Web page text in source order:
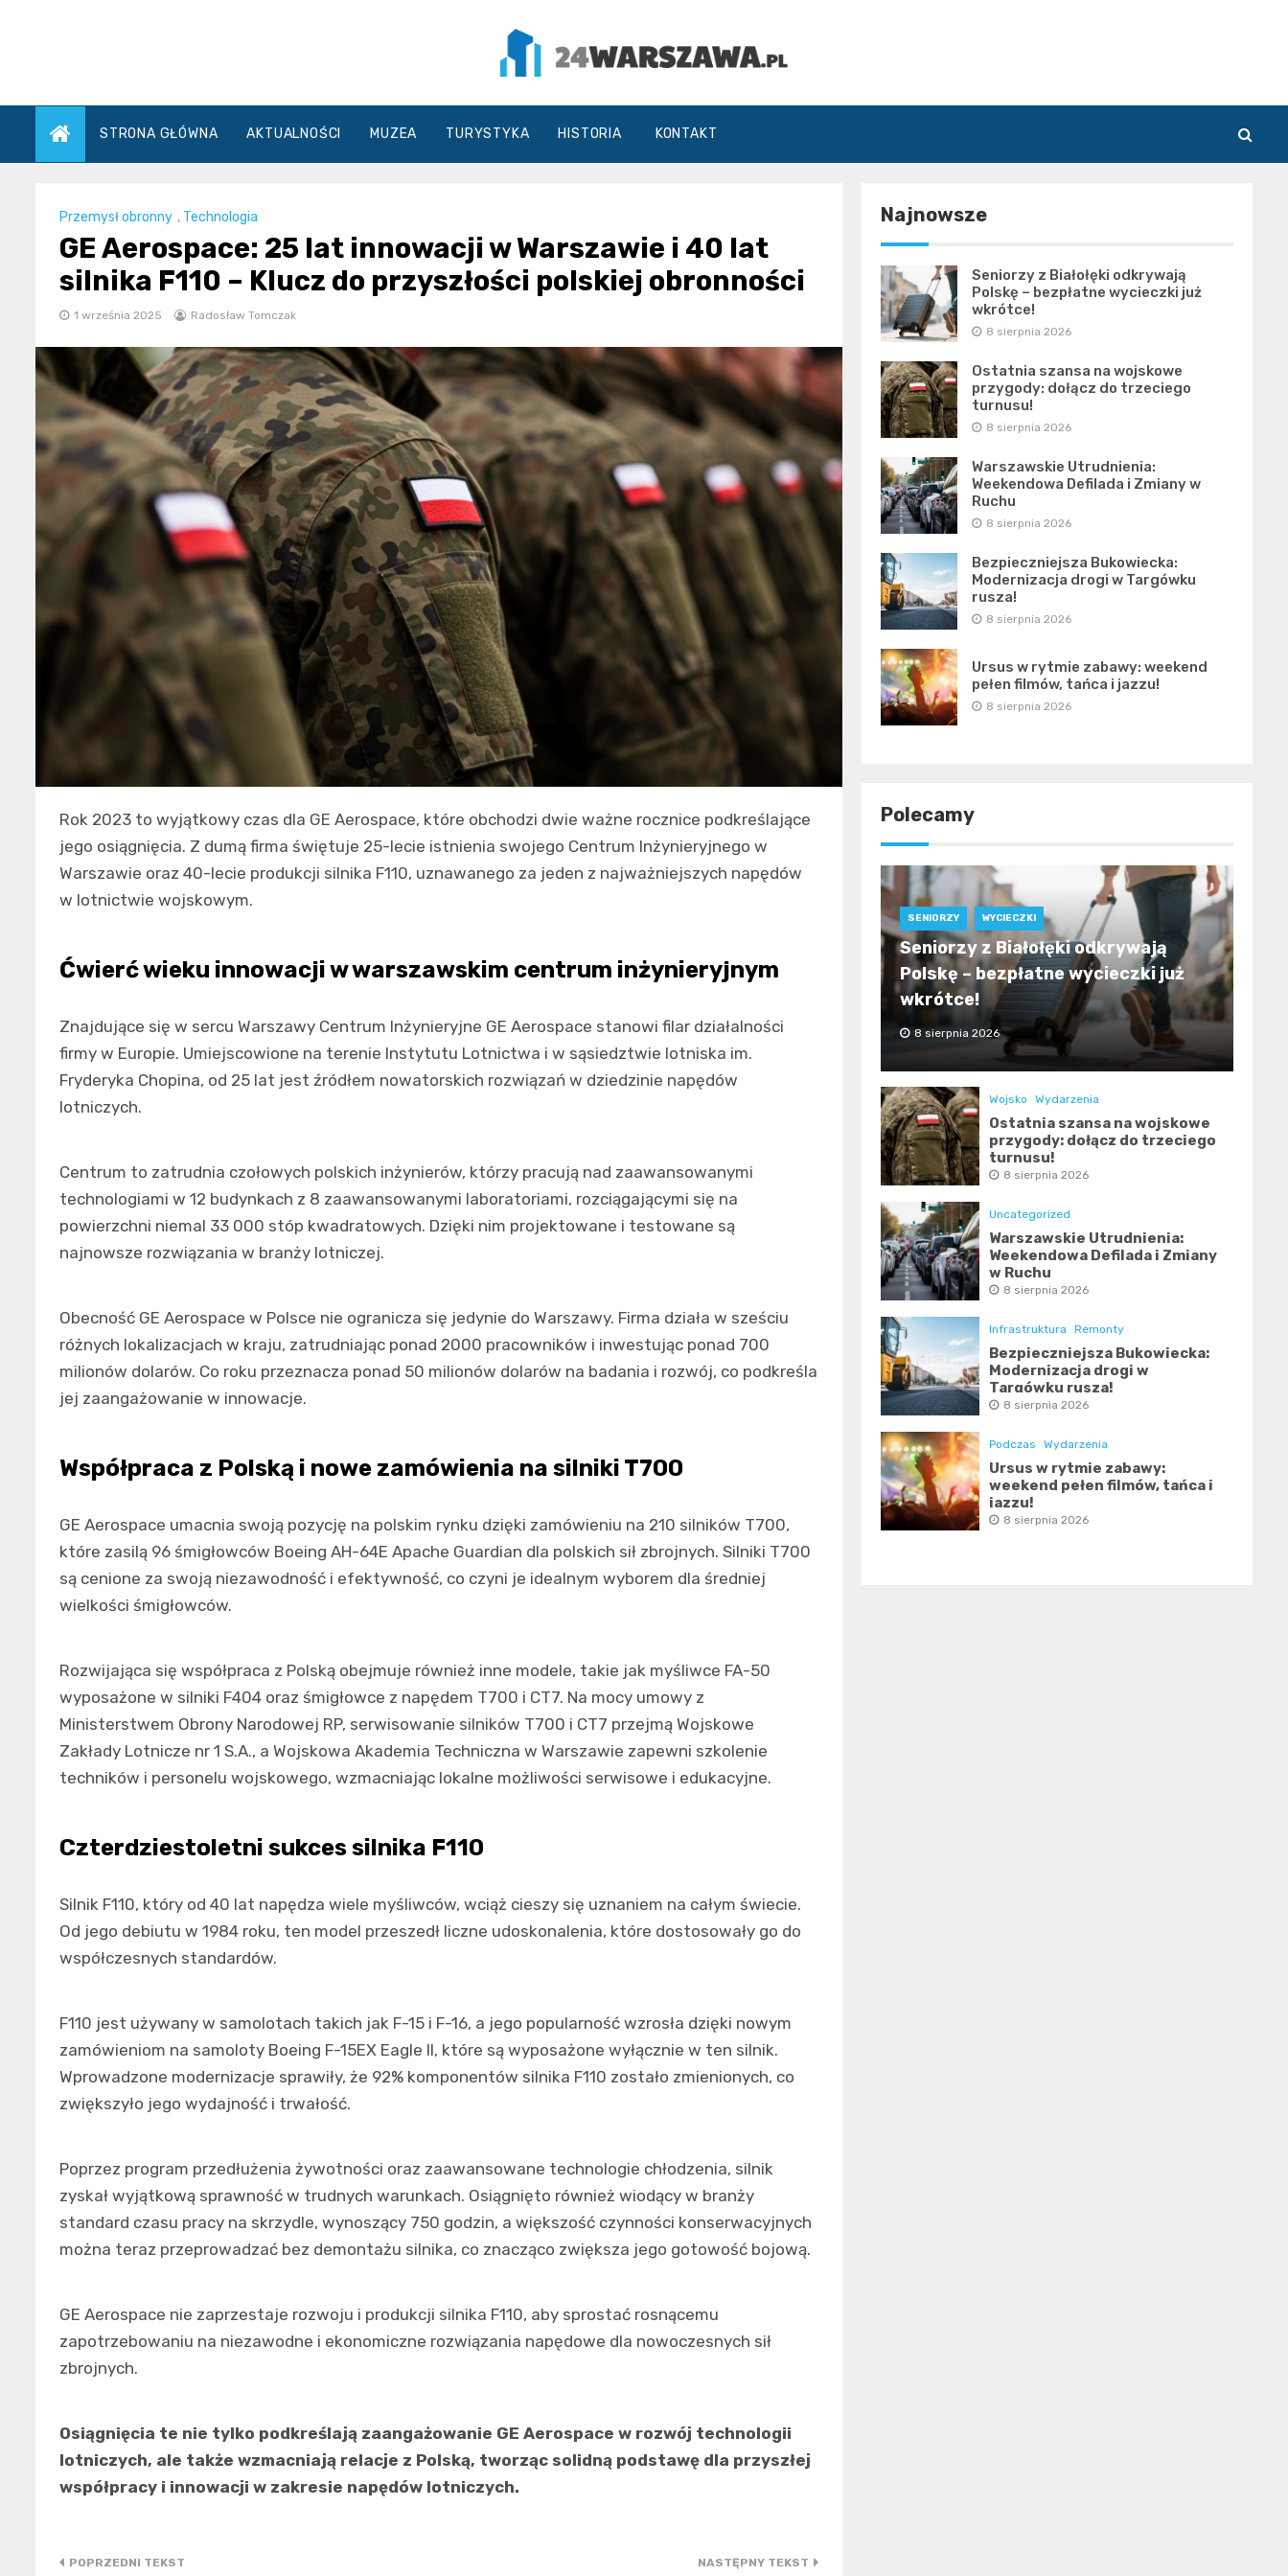
24Warszawa.pl
STRONA GŁÓWNA AKTUALNOŚCI MUZEA TURYSTYKA HISTORIA KONTAKT
Przemysł obronny , Technologia
GE Aerospace: 25 lat innowacji w Warszawie i 40 lat
silnika F110 – Klucz do przyszłości polskiej obronności
1 września 2025 Radosław Tomczak
Rok 2023 to wyjątkowy czas dla GE Aerospace, które obchodzi dwie ważne rocznice podkreślające
jego osiągnięcia. Z dumą firma świętuje 25-lecie istnienia swojego Centrum Inżynieryjnego w
Warszawie oraz 40-lecie produkcji silnika F110, uznawanego za jeden z najważniejszych napędów
w lotnictwie wojskowym.
Ćwierć wieku innowacji w warszawskim centrum inżynieryjnym
Znajdujące się w sercu Warszawy Centrum Inżynieryjne GE Aerospace stanowi filar działalności
firmy w Europie. Umiejscowione na terenie Instytutu Lotnictwa i w sąsiedztwie lotniska im.
Fryderyka Chopina, od 25 lat jest źródłem nowatorskich rozwiązań w dziedzinie napędów
lotniczych.
Centrum to zatrudnia czołowych polskich inżynierów, którzy pracują nad zaawansowanymi
technologiami w 12 budynkach z 8 zaawansowanymi laboratoriami, rozciągającymi się na
powierzchni niemal 33 000 stóp kwadratowych. Dzięki nim projektowane i testowane są
najnowsze rozwiązania w branży lotniczej.
Obecność GE Aerospace w Polsce nie ogranicza się jedynie do Warszawy. Firma działa w sześciu
różnych lokalizacjach w kraju, zatrudniając ponad 2000 pracowników i inwestując ponad 700
milionów dolarów. Co roku przeznacza ponad 50 milionów dolarów na badania i rozwój, co podkreśla
jej zaangażowanie w innowacje.
Współpraca z Polską i nowe zamówienia na silniki T700
GE Aerospace umacnia swoją pozycję na polskim rynku dzięki zamówieniu na 210 silników T700,
które zasilą 96 śmigłowców Boeing AH-64E Apache Guardian dla polskich sił zbrojnych. Silniki T700
są cenione za swoją niezawodność i efektywność, co czyni je idealnym wyborem dla średniej
wielkości śmigłowców.
Rozwijająca się współpraca z Polską obejmuje również inne modele, takie jak myśliwce FA-50
wyposażone w silniki F404 oraz śmigłowce z napędem T700 i CT7. Na mocy umowy z
Ministerstwem Obrony Narodowej RP, serwisowanie silników T700 i CT7 przejmą Wojskowe
Zakłady Lotnicze nr 1 S.A., a Wojskowa Akademia Techniczna w Warszawie zapewni szkolenie
techników i personelu wojskowego, wzmacniając lokalne możliwości serwisowe i edukacyjne.
Czterdziestoletni sukces silnika F110
Silnik F110, który od 40 lat napędza wiele myśliwców, wciąż cieszy się uznaniem na całym świecie.
Od jego debiutu w 1984 roku, ten model przeszedł liczne udoskonalenia, które dostosowały go do
współczesnych standardów.
F110 jest używany w samolotach takich jak F-15 i F-16, a jego popularność wzrosła dzięki nowym
zamówieniom na samoloty Boeing F-15EX Eagle II, które są wyposażone wyłącznie w ten silnik.
Wprowadzone modernizacje sprawiły, że 92% komponentów silnika F110 zostało zmienionych, co
zwiększyło jego wydajność i trwałość.
Poprzez program przedłużenia żywotności oraz zaawansowane technologie chłodzenia, silnik
zyskał wyjątkową sprawność w trudnych warunkach. Osiągnięto również wiodący w branży
standard czasu pracy na skrzydle, wynoszący 750 godzin, a większość czynności konserwacyjnych
można teraz przeprowadzać bez demontażu silnika, co znacząco zwiększa jego gotowość bojową.
GE Aerospace nie zaprzestaje rozwoju i produkcji silnika F110, aby sprostać rosnącemu
zapotrzebowaniu na niezawodne i ekonomiczne rozwiązania napędowe dla nowoczesnych sił
zbrojnych.
Osiągnięcia te nie tylko podkreślają zaangażowanie GE Aerospace w rozwój technologii
lotniczych, ale także wzmacniają relacje z Polską, tworząc solidną podstawę dla przyszłej
współpracy i innowacji w zakresie napędów lotniczych.
Nawigacja
Najnowsze
Seniorzy z Białołęki odkrywają
Polskę – bezpłatne wycieczki już
wkrótce!
8 sierpnia 2026
Ostatnia szansa na wojskowe
przygody: dołącz do trzeciego
turnusu!
8 sierpnia 2026
Warszawskie Utrudnienia:
Weekendowa Defilada i Zmiany w
Ruchu
8 sierpnia 2026
Bezpieczniejsza Bukowiecka:
Modernizacja drogi w Targówku
rusza!
8 sierpnia 2026
Ursus w rytmie zabawy: weekend
pełen filmów, tańca i jazzu!
8 sierpnia 2026
Polecamy
SENIORZY WYCIECZKI
Seniorzy z Białołęki odkrywają
Polskę – bezpłatne wycieczki już
wkrótce!
8 sierpnia 2026
Wojsko Wydarzenia
Ostatnia szansa na wojskowe
przygody: dołącz do trzeciego
turnusu!
8 sierpnia 2026
Uncategorized
Warszawskie Utrudnienia:
Weekendowa Defilada i Zmiany
w Ruchu
8 sierpnia 2026
Infrastruktura Remonty
Bezpieczniejsza Bukowiecka:
Modernizacja drogi w
Targówku rusza!
8 sierpnia 2026
Podczas Wydarzenia
Ursus w rytmie zabawy:
weekend pełen filmów, tańca i
jazzu!
8 sierpnia 2026